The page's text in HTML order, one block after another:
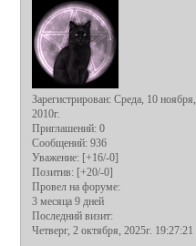
Зарегистрирован: Среда, 10 ноября,
2010г.
Приглашений: 0
Сообщений: 936
Уважение: [+16/-0]
Позитив: [+20/-0]
Провел на форуме:
3 месяца 9 дней
Последний визит:
Четверг, 2 октября, 2025г. 19:27:21